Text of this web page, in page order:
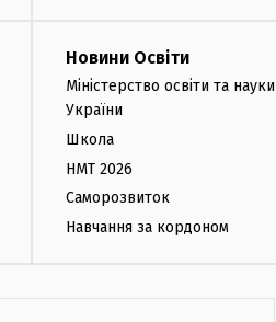
Новини Освіти
Міністерство освіти та науки
України
Школа
НМТ 2026
Саморозвиток
Навчання за кордоном